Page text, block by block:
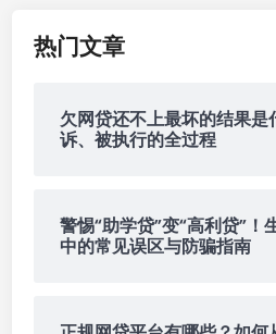
款
车
款
热门文章
欠网贷还不上最坏的结果是
诉、被执行的全过程
警惕“助学贷”变“高利贷”！
中的常见误区与防骗指南